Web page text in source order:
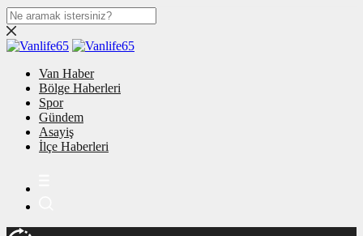
Van Haber
Bölge Haberleri
Spor
Gündem
Asayiş
İlçe Haberleri